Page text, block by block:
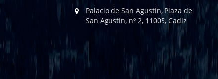
Palacio de San Agustín, Plaza de
San Agustín, nº 2, 11005, Cadiz